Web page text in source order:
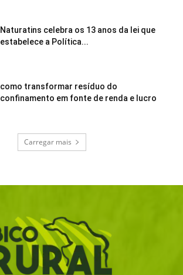
Naturatins celebra os 13 anos da lei que
estabelece a Política...
como transformar resíduo do
confinamento em fonte de renda e lucro
Carregar mais